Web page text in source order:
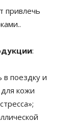
привлечь
:
поездку и
кожи